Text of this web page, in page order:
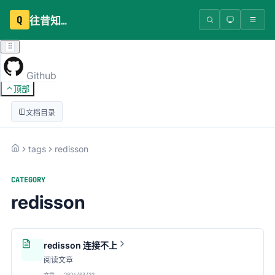
Q 往昔知识库
Github
顶部
文档目录
tags redisson
CATEGORY
redisson
redisson 连接不上
阅读文章